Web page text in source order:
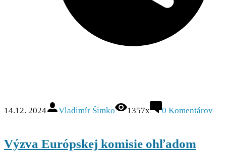
14.12. 2024 Vladimír Šimko 1357x 0 Komentárov
Výzva Európskej komisie ohľadom